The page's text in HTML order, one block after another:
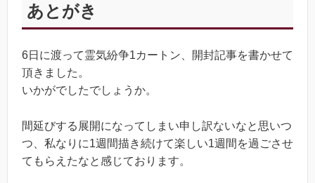
あとがき
6日に渡って霊気紛争1カートン、開封記事を書かせて
頂きました。
いかがでしたでしょうか。
間延びする展開になってしまい申し訳ないなと思いつ
つ、私なりに1週間描き続けて楽しい1週間を過ごさせ
てもらえたなと感じております。